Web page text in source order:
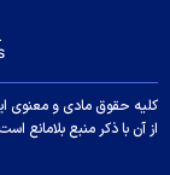
کلیه حقوق مادی و معنوی
از آن با ذکر منبع بلامانع